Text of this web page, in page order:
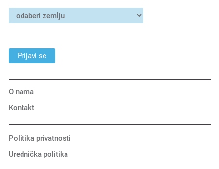
O nama
Kontakt
Politika privatnosti
Urednička politika
Prijavi se